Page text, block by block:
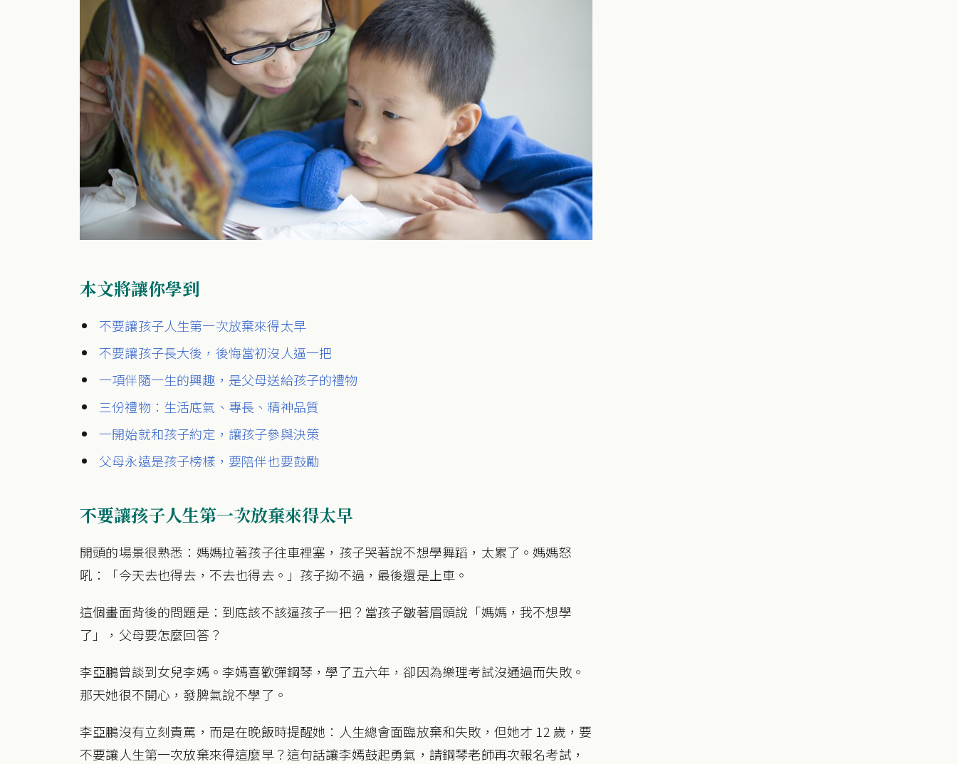
本文將讓你學到
不要讓孩子人生第一次放棄來得太早
不要讓孩子長大後，後悔當初沒人逼一把
一項伴隨一生的興趣，是父母送給孩子的禮物
三份禮物：生活底氣、專長、精神品質
一開始就和孩子約定，讓孩子參與決策
父母永遠是孩子榜樣，要陪伴也要鼓勵
不要讓孩子人生第一次放棄來得太早
開頭的場景很熟悉：媽媽拉著孩子往車裡塞，孩子哭著說不想學舞蹈，太累了。媽媽怒
吼：「今天去也得去，不去也得去。」孩子拗不過，最後還是上車。
這個畫面背後的問題是：到底該不該逼孩子一把？當孩子皺著眉頭說「媽媽，我不想學
了」，父母要怎麼回答？
李亞鵬曾談到女兒李嫣。李嫣喜歡彈鋼琴，學了五六年，卻因為樂理考試沒通過而失敗。
那天她很不開心，發脾氣說不學了。
李亞鵬沒有立刻責罵，而是在晚飯時提醒她：人生總會面臨放棄和失敗，但她才 12 歲，要
不要讓人生第一次放棄來得這麼早？這句話讓李嫣鼓起勇氣，請鋼琴老師再次報名考試，